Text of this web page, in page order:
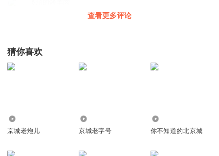
查看更多评论
猜你喜欢
京城老炮儿 京城老字号 你不知道的北京城